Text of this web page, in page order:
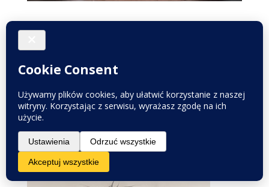
Panele akustyczne – idealne rozwiązanie
Każdy, kto stoi przed wyzwaniem polegającym na
urządzeniu mieszkania lub domu wie doskonale,
czym są lamele dekoracyjne. To jeden z
największych...